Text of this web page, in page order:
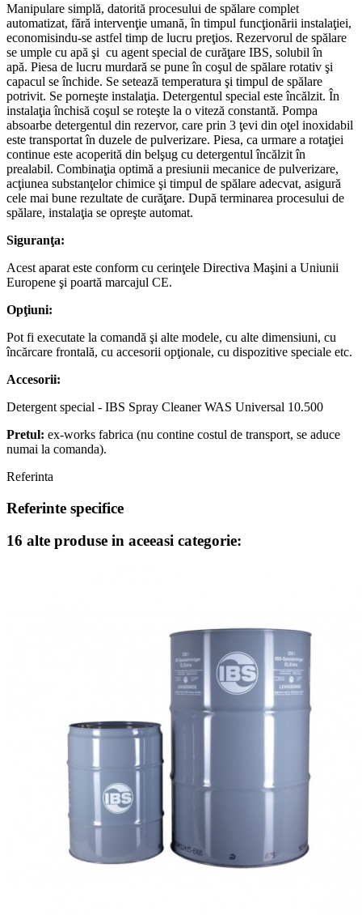
Manipulare simplă, datorită procesului de spălare complet
automatizat, fără intervenţie umană, în timpul funcţionării instalaţiei,
economisindu-se astfel timp de lucru preţios. Rezervorul de spălare
se umple cu apă şi cu agent special de curăţare IBS, solubil în
apă. Piesa de lucru murdară se pune în coşul de spălare rotativ şi
capacul se închide. Se setează temperatura şi timpul de spălare
potrivit. Se porneşte instalaţia. Detergentul special este încălzit. În
instalaţia închisă coşul se roteşte la o viteză constantă. Pompa
absoarbe detergentul din rezervor, care prin 3 ţevi din oţel inoxidabil
este transportat în duzele de pulverizare. Piesa, ca urmare a rotaţiei
continue este acoperită din belşug cu detergentul încălzit în
prealabil. Combinaţia optimă a presiunii mecanice de pulverizare,
acţiunea substanţelor chimice şi timpul de spălare adecvat, asigură
cele mai bune rezultate de curăţare. După terminarea procesului de
spălare, instalaţia se opreşte automat.
Siguranţa:
Acest aparat este conform cu cerinţele Directiva Maşini a Uniunii
Europene şi poartă marcajul CE.
Opţiuni:
Pot fi executate la comandă şi alte modele, cu alte dimensiuni, cu
încărcare frontală, cu accesorii opţionale, cu dispozitive speciale etc.
Accesorii:
Detergent special - IBS Spray Cleaner WAS Universal 10.500
Pretul: ex-works fabrica (nu contine costul de transport, se aduce
numai la comanda).
Referinta
Referinte specifice
16 alte produse in aceeasi categorie: